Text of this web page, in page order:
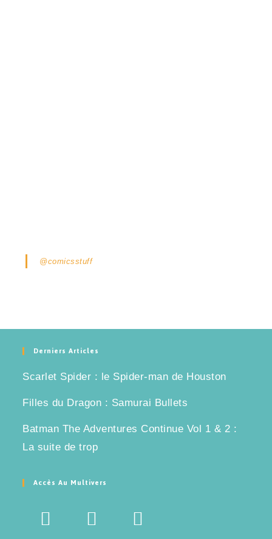
@comicsstuff
Derniers Articles
Scarlet Spider : le Spider-man de Houston
Filles du Dragon : Samurai Bullets
Batman The Adventures Continue Vol 1 & 2 :
La suite de trop
Accès Au Multivers